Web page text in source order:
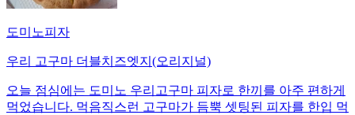
도미노피자
우리 고구마 더블치즈엣지(오리지널)
오늘 점심에는 도미노 우리고구마 피자로 한끼를 아주 편하게
먹었습니다. 먹음직스런 고구마가 듬뿍 셋팅된 피자를 한입 먹